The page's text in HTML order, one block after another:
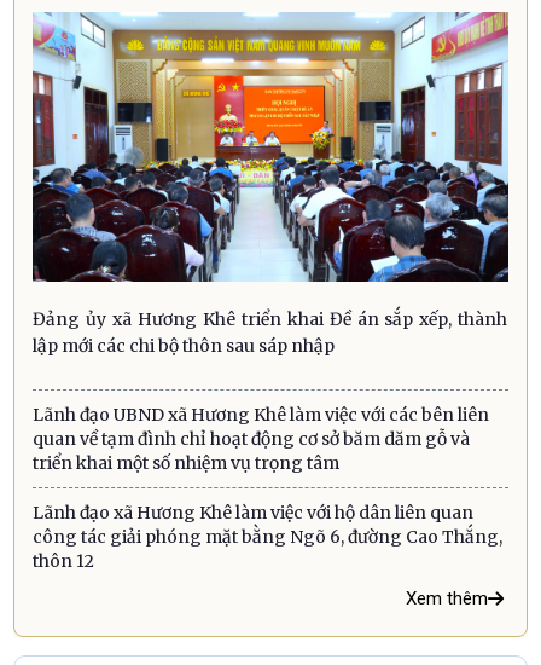
Đảng ủy xã Hương Khê triển khai Đề án sắp xếp, thành
lập mới các chi bộ thôn sau sáp nhập
Lãnh đạo UBND xã Hương Khê làm việc với các bên liên
quan về tạm đình chỉ hoạt động cơ sở băm dăm gỗ và
triển khai một số nhiệm vụ trọng tâm
Lãnh đạo xã Hương Khê làm việc với hộ dân liên quan
công tác giải phóng mặt bằng Ngõ 6, đường Cao Thắng,
thôn 12
Xem thêm